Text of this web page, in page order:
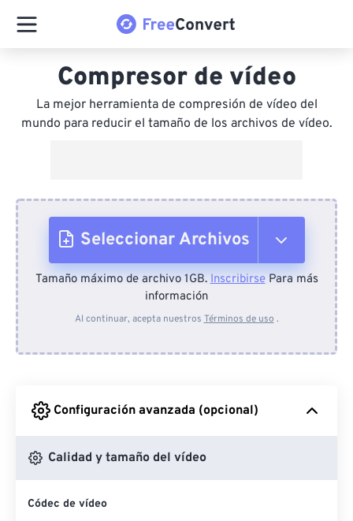
Compresor de vídeo
La mejor herramienta de compresión de vídeo del
mundo para reducir el tamaño de los archivos de vídeo.
Seleccionar Archivos
Desde el dispositivo
Desde Google Drive
Desde OneDrive
Desde URL
Tamaño máximo de archivo 1GB.InscribirsePara más
información
Al continuar, acepta nuestros Términos de uso .
Configuración avanzada (opcional)
Calidad y tamaño del vídeo
Códec de vídeo